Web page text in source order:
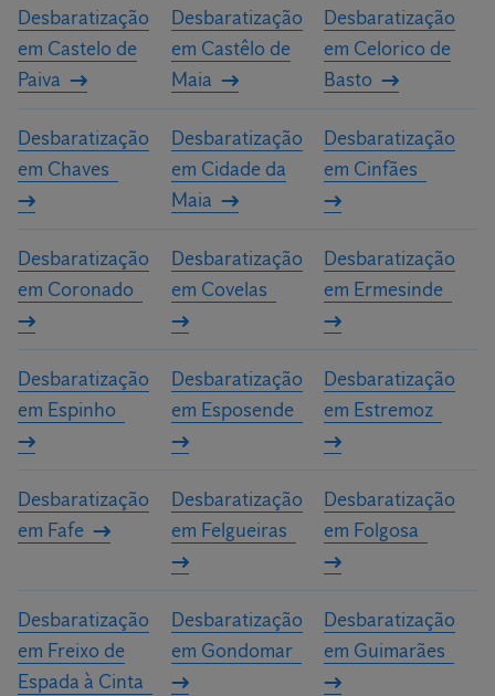
Desbaratização
em Castelo de
Paiva
Desbaratização
em Castêlo de
Maia
Desbaratização
em Celorico de
Basto
Desbaratização
em Chaves
Desbaratização
em Cidade da
Maia
Desbaratização
em Cinfães
Desbaratização
em Coronado
Desbaratização
em Covelas
Desbaratização
em Ermesinde
Desbaratização
em Espinho
Desbaratização
em Esposende
Desbaratização
em Estremoz
Desbaratização
em Fafe
Desbaratização
em Felgueiras
Desbaratização
em Folgosa
Desbaratização
em Freixo de
Espada à Cinta
Desbaratização
em Gondomar
Desbaratização
em Guimarães